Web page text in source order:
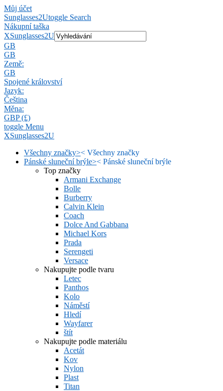
Můj účet
Sunglasses2Utoggle Search
Nákupní taška
XSunglasses2U
GB
GB
Země:
GB
Spojené království
Jazyk:
Čeština
Měna:
GBP (£)
toggle Menu
XSunglasses2U
Všechny značky>< Všechny značky
Pánské sluneční brýle>< Pánské sluneční brýle
Top značky
Armani Exchange
Bolle
Burberry
Calvin Klein
Coach
Dolce And Gabbana
Michael Kors
Prada
Serengeti
Versace
Nakupujte podle tvaru
Letec
Panthos
Kolo
Náměstí
Hledí
Wayfarer
štít
Nakupujte podle materiálu
Acetát
Kov
Nylon
Plast
Titan